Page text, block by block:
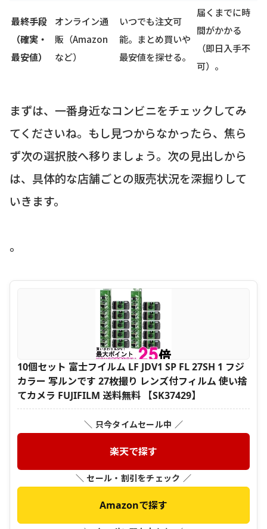
最終手段
（確実・
最安値）
オンライン通
販（Amazon
など）
いつでも注文可
能。まとめ買いや
最安値を探せる。
届くまでに時
間がかかる
（即日入手不
可）。
まずは、一番身近なコンビニをチェックしてみ
てくださいね。もし見つからなかったら、焦ら
ず次の選択肢へ移りましょう。次の見出しから
は、具体的な店舗ごとの販売状況を深掘りして
いきます。
。
10個セット 富士フイルム LF JDV1 SP FL 27SH 1 フジ
カラー 写ルンです 27枚撮り レンズ付フィルム 使い捨
てカメラ FUJIFILM 送料無料 【SK37429】
＼ 只今タイムセール中 ／
楽天で探す
＼ セール・割引をチェック ／
Amazonで探す